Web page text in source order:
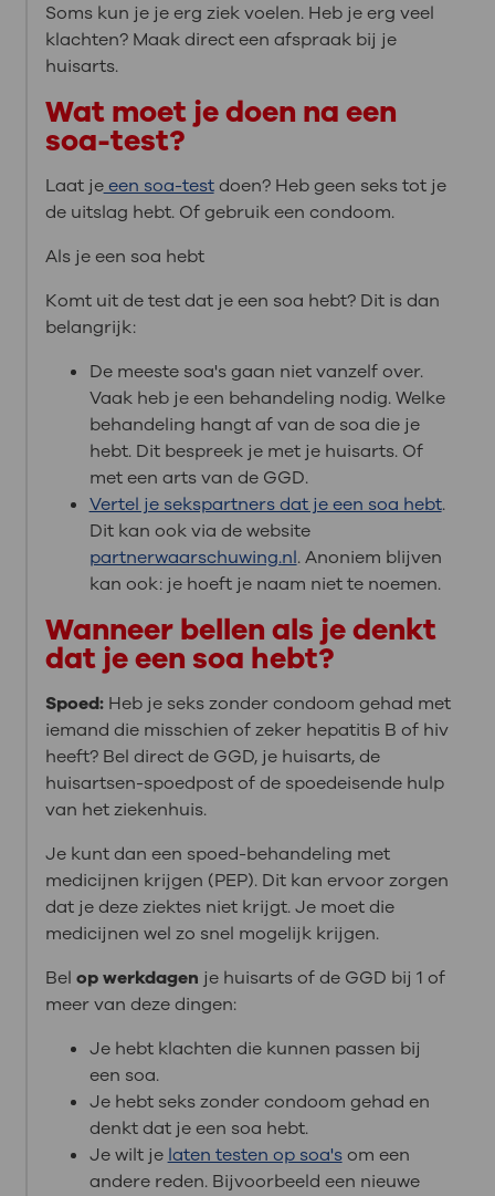
Soms kun je je erg ziek voelen. Heb je erg veel
klachten? Maak direct een afspraak bij je
huisarts.
Wat moet je doen na een
soa-test?
Laat jeeen soa-testdoen? Heb geen seks tot je
de uitslag hebt. Of gebruik een condoom.
Als je een soa hebt
Komt uit de test dat je een soa hebt? Dit is dan
belangrijk:
De meeste soa's gaan niet vanzelf over.
Vaak heb je een behandeling nodig. Welke
behandeling hangt af van de soa die je
hebt. Dit bespreek je met je huisarts. Of
met een arts van de GGD.
Vertel je sekspartners dat je een soa hebt.
Dit kan ook via de website
partnerwaarschuwing.nl. Anoniem blijven
kan ook: je hoeft je naam niet te noemen.
Wanneer bellen als je denkt
dat je een soa hebt?
Spoed:Heb je seks zonder condoom gehad met
iemand die misschien of zeker hepatitis B of hiv
heeft? Bel direct de GGD, je huisarts, de
huisartsen-spoedpost of de spoedeisende hulp
van het ziekenhuis.
Je kunt dan een spoed-behandeling met
medicijnen krijgen (PEP). Dit kan ervoor zorgen
dat je deze ziektes niet krijgt. Je moet die
medicijnen wel zo snel mogelijk krijgen.
Bel op werkdagen je huisarts of de GGD bij 1 of
meer van deze dingen:
Je hebt klachten die kunnen passen bij
een soa.
Je hebt seks zonder condoom gehad en
denkt dat je een soa hebt.
Je wilt je laten testen op soa'som een
andere reden. Bijvoorbeeld een nieuwe